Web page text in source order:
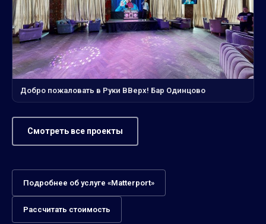
Добро пожаловать в Руки ВВерх! Бар Одинцово
Смотреть все проекты
Подробнее об услуге «Matterport»
Рассчитать стоимость